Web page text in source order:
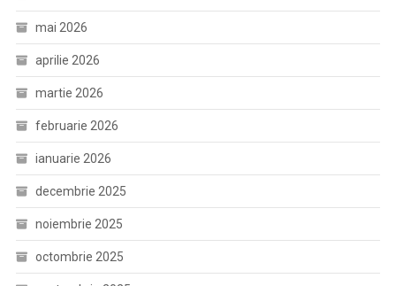
mai 2026
aprilie 2026
martie 2026
februarie 2026
ianuarie 2026
decembrie 2025
noiembrie 2025
octombrie 2025